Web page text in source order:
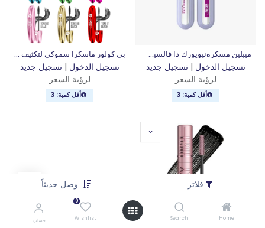
فلاتر وصل حديثاً
Home
Search
0
Wishlist حساب
ميبلين مسكرةنيويورك ذا فالسيس سريالية - اسود داكن 01
تسجيل الدخول |تسجيل جديد
لرؤية السعر
أقل كمية: 3
بي كولور ماسكرا سموكي لتكثيف وتطويل الرموش, 8 مل
تسجيل الدخول |تسجيل جديد
لرؤية السعر
أقل كمية: 3